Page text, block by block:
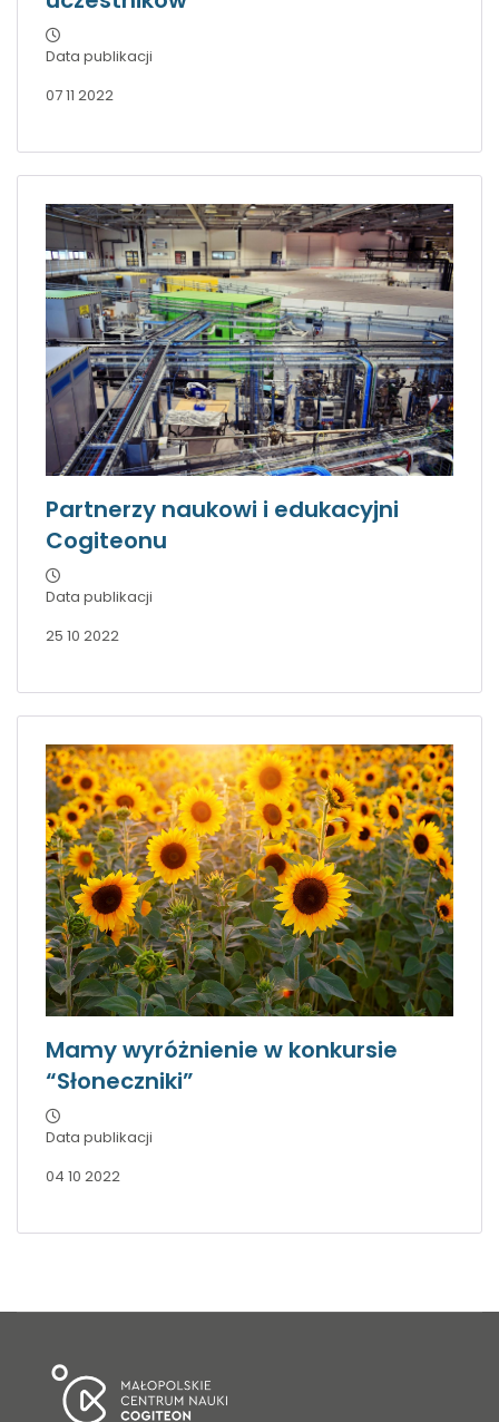
Data publikacji
07 11 2022
Partnerzy naukowi i edukacyjni
Cogiteonu
Data publikacji
25 10 2022
Mamy wyróżnienie w konkursie
“Słoneczniki”
Data publikacji
04 10 2022